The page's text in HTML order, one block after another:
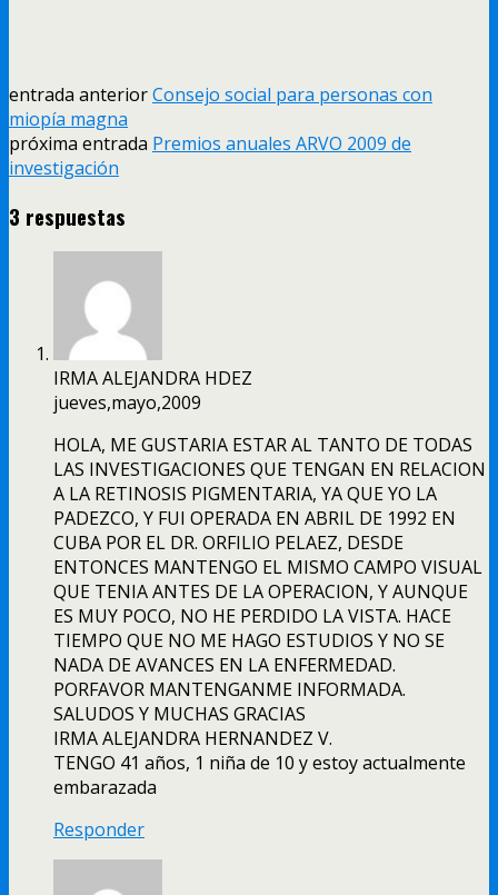
entrada anteriorConsejo social para personas con
miopí­a magna
próxima entrada Premios anuales ARVO 2009 de
investigación
3 respuestas
IRMA ALEJANDRA HDEZ
jueves,mayo,2009
HOLA, ME GUSTARIA ESTAR AL TANTO DE TODAS
LAS INVESTIGACIONES QUE TENGAN EN RELACION
A LA RETINOSIS PIGMENTARIA, YA QUE YO LA
PADEZCO, Y FUI OPERADA EN ABRIL DE 1992 EN
CUBA POR EL DR. ORFILIO PELAEZ, DESDE
ENTONCES MANTENGO EL MISMO CAMPO VISUAL
QUE TENIA ANTES DE LA OPERACION, Y AUNQUE
ES MUY POCO, NO HE PERDIDO LA VISTA. HACE
TIEMPO QUE NO ME HAGO ESTUDIOS Y NO SE
NADA DE AVANCES EN LA ENFERMEDAD.
PORFAVOR MANTENGANME INFORMADA.
SALUDOS Y MUCHAS GRACIAS
IRMA ALEJANDRA HERNANDEZ V.
TENGO 41 años, 1 niña de 10 y estoy actualmente
embarazada
Responder